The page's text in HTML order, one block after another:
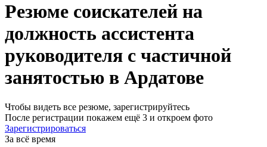
Резюме соискателей на
должность ассистента
руководителя с частичной
занятостью в Ардатове
Чтобы видеть все резюме, зарегистрируйтесь
После регистрации покажем ещё 3 и откроем фото
Зарегистрироваться
За всё время